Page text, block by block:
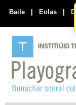
Baile | Eolas |